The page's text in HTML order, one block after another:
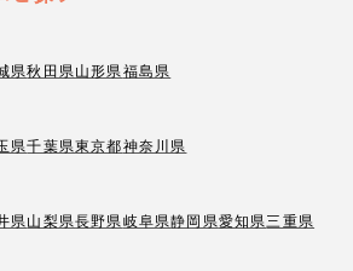
県秋田県山形県福島県
県千葉県東京都神奈川県
県山梨県長野県岐阜県静岡県愛知県三重県